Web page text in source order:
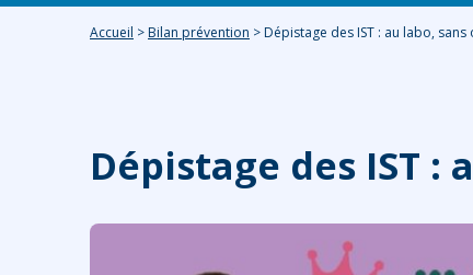
Accueil > Bilan prévention > Dépistage des IST : au labo,
Dépistage des IST :